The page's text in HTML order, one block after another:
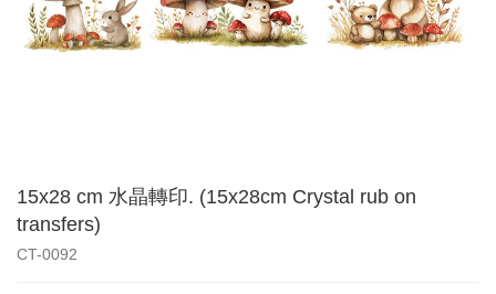
15x28 cm 水晶轉印. (15x28cm Crystal rub on
transfers)
CT-0092